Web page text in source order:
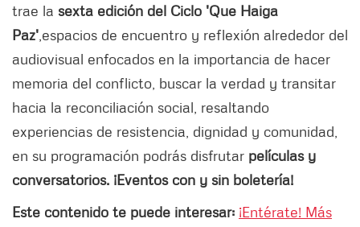
trae la sexta edición del Ciclo 'Que Haiga
Paz' espacios de encuentro y reflexión alrededor del
audiovisual enfocados en la importancia de hacer
memoria del conflicto, buscar la verdad y transitar
hacia la reconciliación social, resaltando
experiencias de resistencia, dignidad y comunidad,
en su programación podrás disfrutar películas y
conversatorios. ¡Eventos con y sin boletería!
Este contenido te puede interesar: ¡Entérate! Más